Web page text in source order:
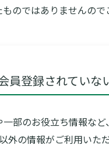
のではありませんので
員登録されていな
部のお役立ち情報など、
外の情報がご利用いた